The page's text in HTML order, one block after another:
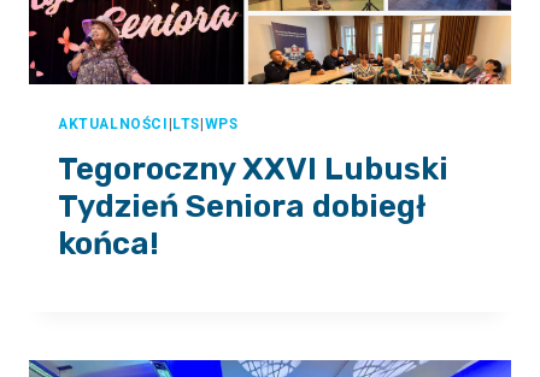
AKTUALNOŚCI LTS WPS
Tegoroczny XXVI Lubuski
Tydzień Seniora dobiegł
końca!